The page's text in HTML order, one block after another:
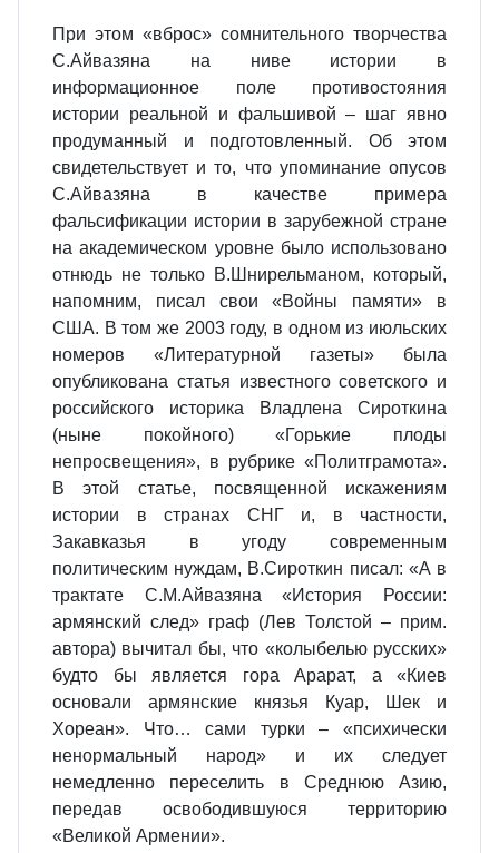
При этом «вброс» сомнительного творчества
С.Айвазяна на ниве истории в
информационное поле противостояния
истории реальной и фальшивой – шаг явно
продуманный и подготовленный. Об этом
свидетельствует и то, что упоминание опусов
С.Айвазяна в качестве примера
фальсификации истории в зарубежной стране
на академическом уровне было использовано
отнюдь не только В.Шнирельманом, который,
напомним, писал свои «Войны памяти» в
США. В том же 2003 году, в одном из июльских
номеров «Литературной газеты» была
опубликована статья известного советского и
российского историка Владлена Сироткина
(ныне покойного) «Горькие плоды
непросвещения», в рубрике «Политграмота».
В этой статье, посвященной искажениям
истории в странах СНГ и, в частности,
Закавказья в угоду современным
политическим нуждам, В.Сироткин писал: «А в
трактате С.М.Айвазяна «История России:
армянский след» граф (Лев Толстой – прим.
автора) вычитал бы, что «колыбелью русских»
будто бы является гора Арарат, а «Киев
основали армянские князья Куар, Шек и
Хореан». Что… сами турки – «психически
ненормальный народ» и их следует
немедленно переселить в Среднюю Азию,
передав освободившуюся территорию
«Великой Армении».